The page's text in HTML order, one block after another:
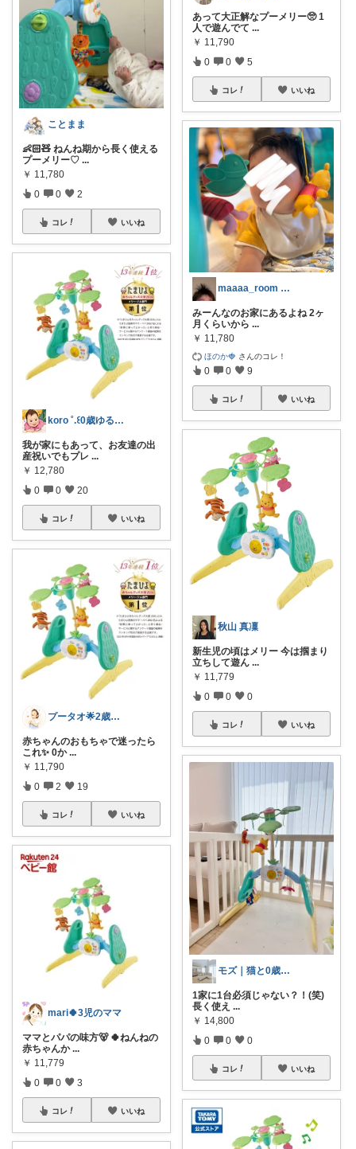
ことまま
👶🏻🧸 ねんね期から長く使える
プーメリー♡ ...
￥ 11,780
0 0 2
コレ いいね
koro ˚.꒰0歳ゆる育児 ꒱.˚
我が家にもあって、お友達の出
産祝いでもプレ ...
￥ 12,780
0 0 20
コレ いいね
プータオ🌟2歳女の子育児中
赤ちゃんのおもちゃで迷ったら
これ✨ 0か ...
￥ 11,790
0 2 19
コレ いいね
mari🍀3児のママ
ママとパパの味方🐻 🍀ねんねの
赤ちゃんか ...
￥ 11,779
0 0 3
コレ いいね
あって大正解なプーメリー🥺 1
人で遊んでて ...
￥ 11,790
0 0 5
コレ いいね
maaaa_room 赤ちゃんとの暮らし
みーんなのお家にあるよね 2ヶ
月くらいから ...
￥ 11,780
ほのか🍓 さんのコレ！
0 0 9
コレ いいね
秋山 真凜
新生児の頃はメリー 今は掴まり
立ちして遊ん ...
￥ 11,779
0 0 0
コレ いいね
モズ｜猫と0歳児との暮らし
1家に1台必須じゃない？！(笑)
長く使え ...
￥ 14,800
0 0 0
コレ いいね